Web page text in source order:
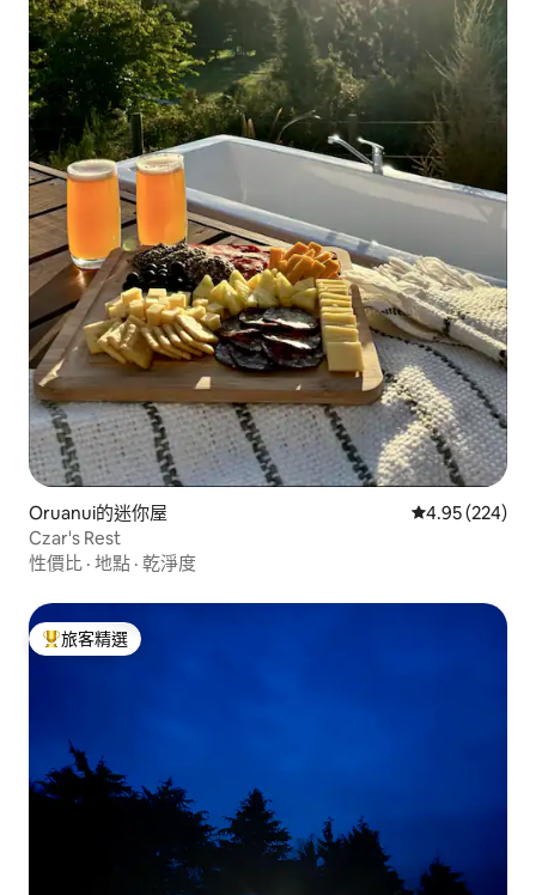
Oruanui的迷你屋 從 224 則評價
4.95 (224)
Czar's Rest
性價比 · 地點 · 乾淨度
旅客精選榜首
旅客精選